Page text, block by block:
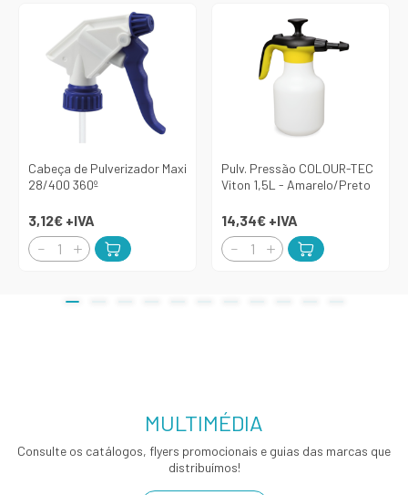
Cabeça de Pulverizador Maxi
28/400 360º
3,12€ +IVA
Pulv. Pressão COLOUR-TEC
Viton 1,5L - Amarelo/Preto
14,34€ +IVA
MULTIMÉDIA
Consulte os catálogos, flyers promocionais e guias das marcas que
distribuímos!